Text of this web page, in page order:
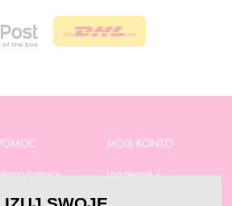
pomocy
MOJE KONTO
Logowanie /